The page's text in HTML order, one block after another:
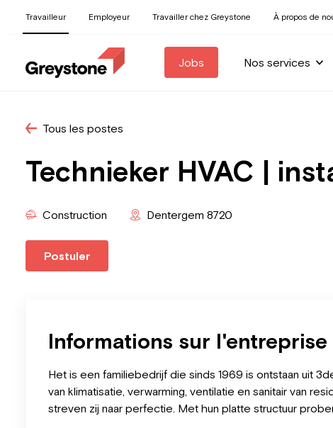
Travailleur Employeur Travailler chez Greystone À propos de
Jobs Nos services
Tous les postes
Technieker HVAC |
Construction Dentergem 8720
Postuler
Informations sur l'entreprise
Het is een familiebedrijf die sinds 1969 is ontstaan uit
van klimatisatie, verwarming, ventilatie en sanitair van
streven zij naar perfectie. Met hun platte structuur